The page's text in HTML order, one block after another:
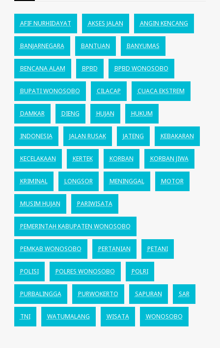
AFIF NURHIDAYAT AKSES JALAN ANGIN KENCANG
BANJARNEGARA BANTUAN BANYUMAS
BENCANA ALAM BPBD BPBD WONOSOBO
BUPATI WONOSOBO CILACAP CUACA EKSTREM
DAMKAR DIENG HUJAN HUKUM
INDONESIA JALAN RUSAK JATENG KEBAKARAN
KECELAKAAN KERTEK KORBAN KORBAN JIWA
KRIMINAL LONGSOR MENINGGAL MOTOR
MUSIM HUJAN PARIWISATA
PEMERINTAH KABUPATEN WONOSOBO
PEMKAB WONOSOBO PERTANIAN PETANI
POLISI POLRES WONOSOBO POLRI
PURBALINGGA PURWOKERTO SAPURAN SAR
TNI WATUMALANG WISATA WONOSOBO